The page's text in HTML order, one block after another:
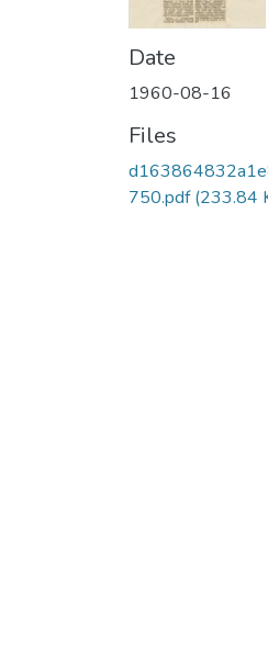
Date
1960-08-16
Files
750.pdf(233.84